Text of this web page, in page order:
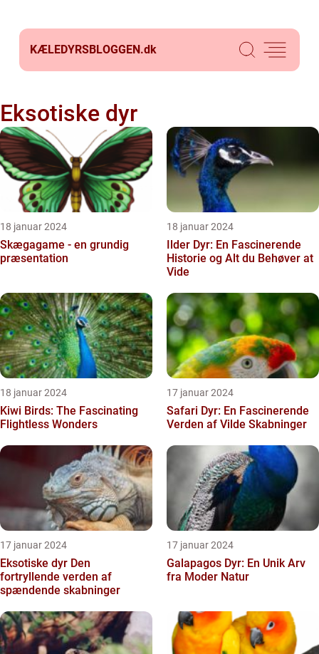
KÆLEDYRSBLOGGEN.dk
Eksotiske dyr
18 januar 2024
Skægagame - en grundig
præsentation
18 januar 2024
Ilder Dyr: En Fascinerende
Historie og Alt du Behøver at
Vide
18 januar 2024
Kiwi Birds: The Fascinating
Flightless Wonders
17 januar 2024
Safari Dyr: En Fascinerende
Verden af Vilde Skabninger
17 januar 2024
Eksotiske dyr Den
fortryllende verden af
spændende skabninger
17 januar 2024
Galapagos Dyr: En Unik Arv
fra Moder Natur